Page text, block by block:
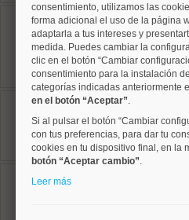
Ciudad
Bautista
Ref: 10008860
80 m²
3 dormitorios
1 baños
110 m²
3 dormitorios
2 baños
consentimiento, utilizamos las
forma adicional el uso de la página
adaptarla a tus intereses y
medida. Puedes cambiar la
clic en el botón “Cambiar
consentimiento para la instalación
categorías indicadas anteriormente
en el botón “Aceptar”.
Si al pulsar el botón “Cambiar
con tus preferencias, para dar tu
cookies en tu dispositivo final, en la
botón “Aceptar cambio”.
Leer más